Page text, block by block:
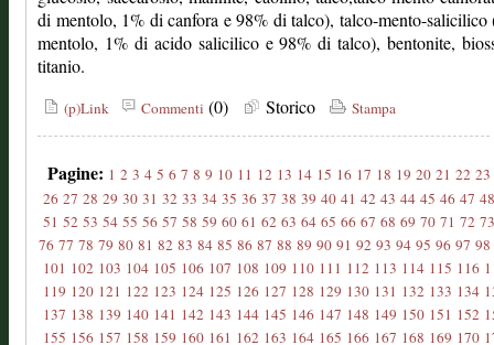
di mentolo, 1% di canfora e 98% di talco), talco-mento-salicilico
mentolo, 1% di acido salicilico e 98% di talco), bentonite,
titanio.
(p)Link Commenti (0) Storico Stampa
Pagine: 1 2 3 4 5 6 7 8 9 10 11 12 13 14 15 16 17 18 19 20 21 22 23
26 27 28 29 30 31 32 33 34 35 36 37 38 39 40 41 42 43 44 45 46 47 48
51 52 53 54 55 56 57 58 59 60 61 62 63 64 65 66 67 68 69 70 71 72 73
76 77 78 79 80 81 82 83 84 85 86 87 88 89 90 91 92 93 94 95 96 97 98
101 102 103 104 105 106 107 108 109 110 111 112 113 114 115 116
119 120 121 122 123 124 125 126 127 128 129 130 131 132 133 134
137 138 139 140 141 142 143 144 145 146 147 148 149 150 151 152
155 156 157 158 159 160 161 162 163 164 165 166 167 168 169 170